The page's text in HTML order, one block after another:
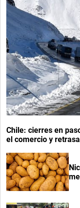
Chile: cierres en
el comercio y